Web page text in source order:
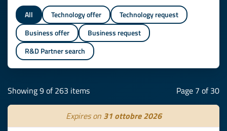
All Technology offer
Technology request
Business offer
Business request
R&D Partner search
Showing 9 of 263 items Page 7 of 30
Expires on 31 ottobre 2026